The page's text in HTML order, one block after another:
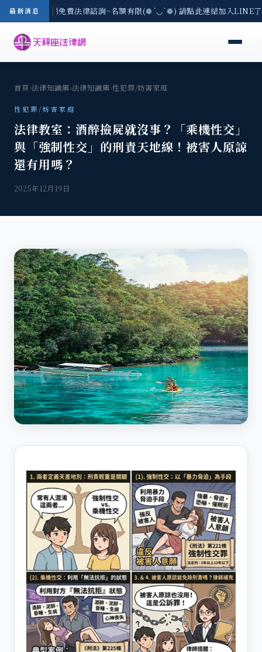
最新消息
-8/3(一) 現場免費法律諮詢~名額有限(❁´◡`❁) 請點此連結加入LINE
首頁›法律知識庫›法律知識庫›性犯罪/妨害家庭
性犯罪/妨害家庭
法律教室：酒醉撿屍就沒事？「乘機性交」
與「強制性交」的刑責天地線！被害人原諒
還有用嗎？
2025年12月19日